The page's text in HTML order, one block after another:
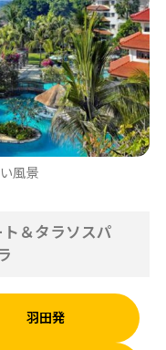
風景
ト＆タラソスパ
羽田発